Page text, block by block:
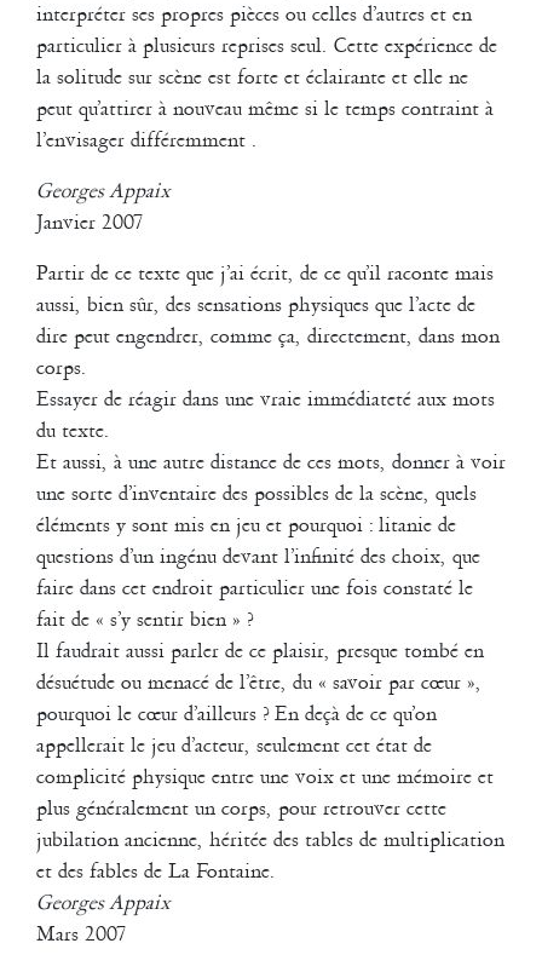
interpréter ses propres pièces ou celles d’autres et en
particulier à plusieurs reprises seul. Cette expérience de
la solitude sur scène est forte et éclairante et elle ne
peut qu’attirer à nouveau même si le temps contraint à
l’envisager différemment .
Georges Appaix
Janvier 2007
Partir de ce texte que j’ai écrit, de ce qu’il raconte mais
aussi, bien sûr, des sensations physiques que l’acte de
dire peut engendrer, comme ça, directement, dans mon
corps.
Essayer de réagir dans une vraie immédiateté aux mots
du texte.
Et aussi, à une autre distance de ces mots, donner à voir
une sorte d’inventaire des possibles de la scène, quels
éléments y sont mis en jeu et pourquoi : litanie de
questions d’un ingénu devant l’infinité des choix, que
faire dans cet endroit particulier une fois constaté le
fait de « s’y sentir bien » ?
Il faudrait aussi parler de ce plaisir, presque tombé en
désuétude ou menacé de l’être, du « savoir par cœur »,
pourquoi le cœur d’ailleurs ? En deçà de ce qu’on
appellerait le jeu d’acteur, seulement cet état de
complicité physique entre une voix et une mémoire et
plus généralement un corps, pour retrouver cette
jubilation ancienne, héritée des tables de multiplication
et des fables de La Fontaine.
Georges Appaix
Mars 2007
entre-deux : être soi-même mais aussi cet autre, qui agit, se
comporte, s’exprime différemment et demeure pourtant
reconnaissable, familier.
Proches et pourtant si différents !
Pour tenter une formule, ils mentent la vérité !
Georges Appaix
Avril 2005
2007
mise en scène de Music Hall
de Jean-Luc Lagarce pour la Compagnie Théâtre Provisoire au
Théâtre de la Minoterie à Marseille
Le temps n’attend pas
documentaire sur la compagnie La Liseuse et Georges Appaix –
réalisation Eric Legay / production Château Rouge Production -
Télésonne – 52 minutes
Sire Ennemi Dinette
François Bouteau/Gill Viandier/Jean-Paul Bourel/Wendy
Cornu
Création pour l’espace public dans le cadre des commandes de Lieux
Publics : Sirènes et midi net
Dodeca ... ou presque